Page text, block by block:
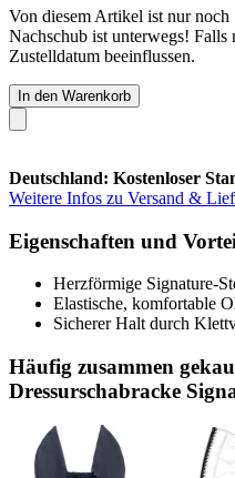
Von diesem Artikel ist nur noch
Nachschub ist unterwegs! Falls
Zustelldatum beeinflussen.
In den Warenkorb
Deutschland: Kostenloser
Weitere Infos zu Versand &
Eigenschaften und
Herzförmige Signature-
Elastische, komfortable
Sicherer Halt durch
Häufig zusammen
Dressurschabracke